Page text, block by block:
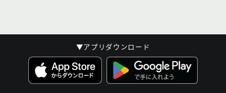
▼アプリダウンロード